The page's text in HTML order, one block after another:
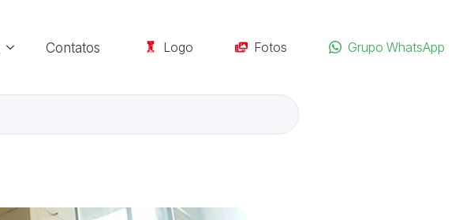
Contatos Logo Fotos Grupo WhatsApp